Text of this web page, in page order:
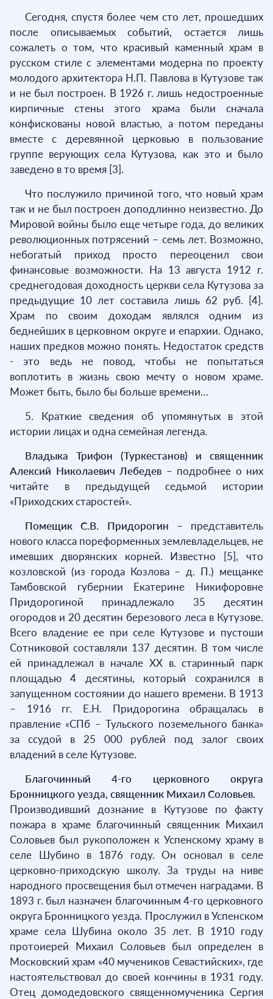
Сегодня, спустя более чем сто лет, прошедших
после описываемых событий, остается лишь
сожалеть о том, что красивый каменный храм в
русском стиле с элементами модерна по проекту
молодого архитектора Н.П. Павлова в Кутузове так
и не был построен. В 1926 г. лишь недостроенные
кирпичные стены этого храма были сначала
конфискованы новой властью, а потом переданы
вместе с деревянной церковью в пользование
группе верующих села Кутузова, как это и было
заведено в то время [3].
Что послужило причиной того, что новый храм
так и не был построен доподлинно неизвестно. До
Мировой войны было еще четыре года, до великих
революционных потрясений – семь лет. Возможно,
небогатый приход просто переоценил свои
финансовые возможности. На 13 августа 1912 г.
среднегодовая доходность церкви села Кутузова за
предыдущие 10 лет составила лишь 62 руб. [4].
Храм по своим доходам являлся одним из
беднейших в церковном округе и епархии. Однако,
наших предков можно понять. Недостаток средств
- это ведь не повод, чтобы не попытаться
воплотить в жизнь свою мечту о новом храме.
Может быть, было бы больше времени…
5. Краткие сведения об упомянутых в этой
истории лицах и одна семейная легенда.
Владыка Трифон (Туркестанов) и священник
Алексий Николаевич Лебедев – подробнее о них
читайте в предыдущей седьмой истории
«Приходских старостей».
Помещик С.В. Придорогин – представитель
нового класса пореформенных землевладельцев, не
имевших дворянских корней. Известно [5], что
козловской (из города Козлова – д. П.) мещанке
Тамбовской губернии Екатерине Никифоровне
Придорогиной принадлежало 35 десятин
огородов и 20 десятин березового леса в Кутузове.
Всего владение ее при селе Кутузове и пустоши
Сотниковой составляли 137 десятин. В том числе
ей принадлежал в начале XX в. старинный парк
площадью 4 десятины, который сохранился в
запущенном состоянии до нашего времени. В 1913
– 1916 гг. Е.Н. Придорогина обращалась в
правление «СПб – Тульского поземельного банка»
за ссудой в 25 000 рублей под залог своих
владений в селе Кутузове.
Благочинный 4-го церковного округа
Бронницкого уезда, священник Михаил Соловьев.
Производивший дознание в Кутузове по факту
пожара в храме благочинный священник Михаил
Соловьев был рукоположен к Успенскому храму в
селе Шубино в 1876 году. Он основал в селе
церковно-приходскую школу. За труды на ниве
народного просвещения был отмечен наградами. В
1893 г. был назначен благочинным 4-го церковного
округа Бронницкого уезда. Прослужил в Успенском
храме села Шубина около 35 лет. В 1910 году
протоиерей Михаил Соловьев был определен в
Московский храм «40 мучеников Севастийских», где
настоятельствовал до своей кончины в 1931 году.
Отец домодедовского священномученика Сергия